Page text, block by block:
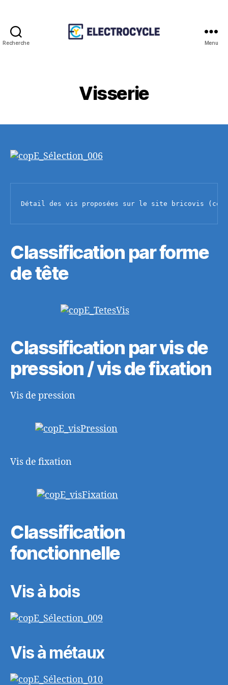
Recherche Menu
Visserie
Détail des vis proposées sur le site bricovis
Classification par forme
de tête
Classification par vis de
pression / vis de fixation
Vis de pression
Vis de fixation
Classification
fonctionnelle
Vis à bois
Vis à métaux